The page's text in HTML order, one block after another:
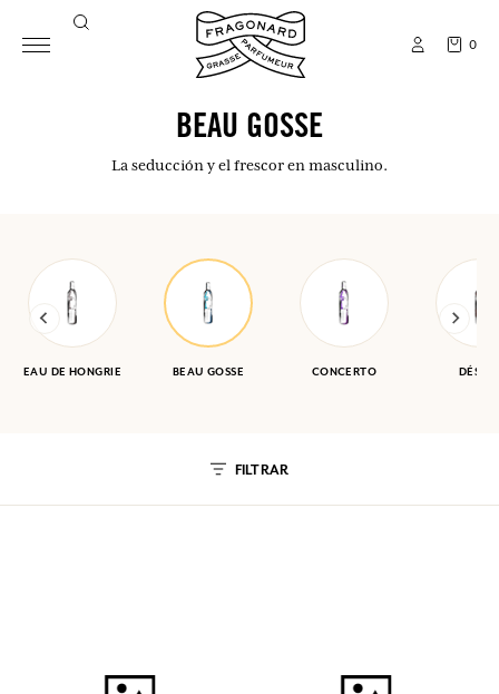
0
BEAU GOSSE
La seducción y el frescor en masculino.
EAU DE HONGRIE BEAU GOSSE CONCERTO
FILTRAR